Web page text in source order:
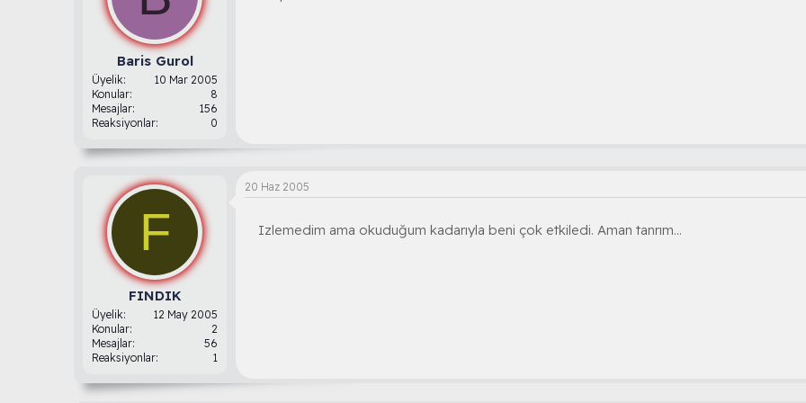
Baris Gurol
Üyelik
10 Mar 2005
Konular
8
Mesajlar
156
Reaksiyonlar
0
F
FINDIK
Üyelik
12 May 2005
Konular
2
Mesajlar
56
Reaksiyonlar
1
20 Haz 2005
Izlemedim ama okuduğum kadarıyla beni çok etkiledi. Aman tanrım...